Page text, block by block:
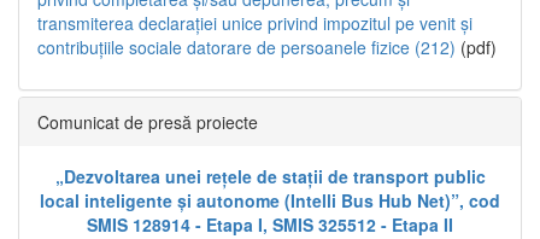
transmiterea declarației unice privind impozitul pe venit și
contribuțiile sociale datorare de persoanele fizice (212) (pdf)
Comunicat de presă proiecte
„Dezvoltarea unei rețele de stații de transport public
local inteligente și autonome (Intelli Bus Hub Net)”, cod
SMIS 128914 - Etapa I, SMIS 325512 - Etapa II